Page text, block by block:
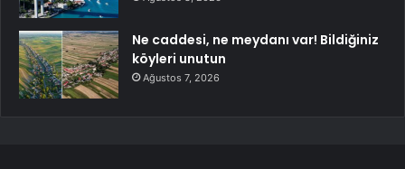
Ne caddesi, ne meydanı var! Bildiğiniz
köyleri unutun
Ağustos 7, 2026